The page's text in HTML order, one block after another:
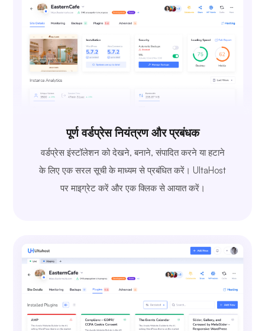
पूर्ण वर्डप्रेस नियंत्रण और प्रबंधक
वर्डप्रेस इंस्टॉलेशन को देखने, बनाने, संपादित करने या हटाने
के लिए एक सरल सूची के माध्यम से प्रबंधित करें। UltaHost
पर माइग्रेट करें और एक क्लिक से आयात करें।